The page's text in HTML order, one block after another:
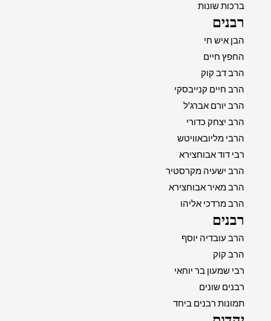
ברכות שונות
רבנים
הבן איש חי
החפץ חיים
הרב דב קוק
הרב חיים קנייבסקי
הרב יורם אברג'ל
הרב יצחק כדורי
הרבי מליובאוויטש
רבי דוד אבוחצירא
הרב ישעיה מקרסטיר
הרב מאיר אבוחצירא
הרב מרדכי אליהו
רבנים
הרב עובדיה יוסף
הרב קוק
רבי שמעון בר יוחאי
רבנים שונים
תמונות רבנים ביחד